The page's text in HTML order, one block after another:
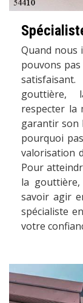
Quand nous
pouvons
gouttière,
respecter la
garantir son
pourquoi
valorisation
Pour
la gouttière,
savoir agir
spécialiste
votre